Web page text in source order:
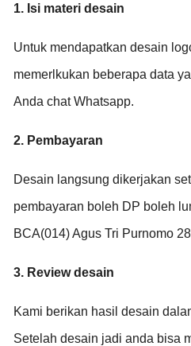
1. Isi materi desain
Untuk mendapatkan desain
memerlkukan beberapa data
Anda chat Whatsapp.
2. Pembayaran
Desain langsung dikerjakan
pembayaran boleh DP boleh
BCA(014) Agus Tri Purnomo
3. Review desain
Kami berikan hasil desain
Setelah desain jadi anda bisa